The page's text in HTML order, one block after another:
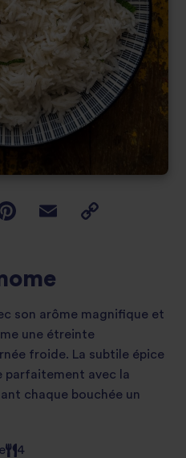
son arôme magnifique et
une étreinte
froide. La subtile épice
parfaitement avec la
chaque bouchée un
4